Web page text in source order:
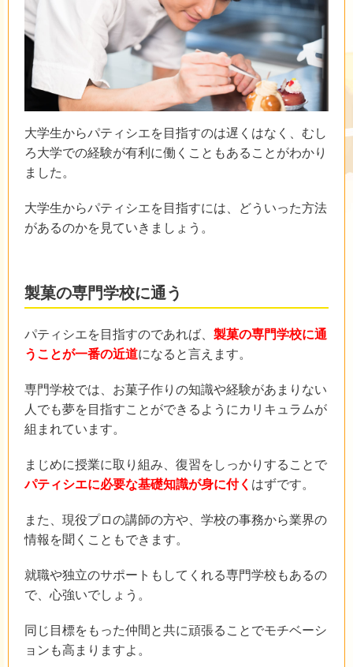
大学生からパティシエを目指すのは遅くはなく、むし
ろ大学での経験が有利に働くこともあることがわかり
ました。
大学生からパティシエを目指すには、どういった方法
があるのかを見ていきましょう。
製菓の専門学校に通う
パティシエを目指すのであれば、 製菓の専門学校に通
うことが一番の近道になると言えます。
専門学校では、お菓子作りの知識や経験があまりない
人でも夢を目指すことができるようにカリキュラムが
組まれています。
まじめに授業に取り組み、復習をしっかりすることで
パティシエに必要な基礎知識が身に付く はずです。
また、現役プロの講師の方や、学校の事務から業界の
情報を聞くこともできます。
就職や独立のサポートもしてくれる専門学校もあるの
で、心強いでしょう。
同じ目標をもった仲間と共に頑張ることでモチベーシ
ョンも高まりますよ。